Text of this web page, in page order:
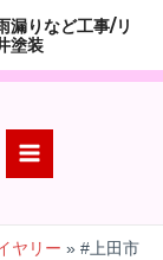
漏りなど工事/リ
塗装
MAIN
ヤリー #上田市